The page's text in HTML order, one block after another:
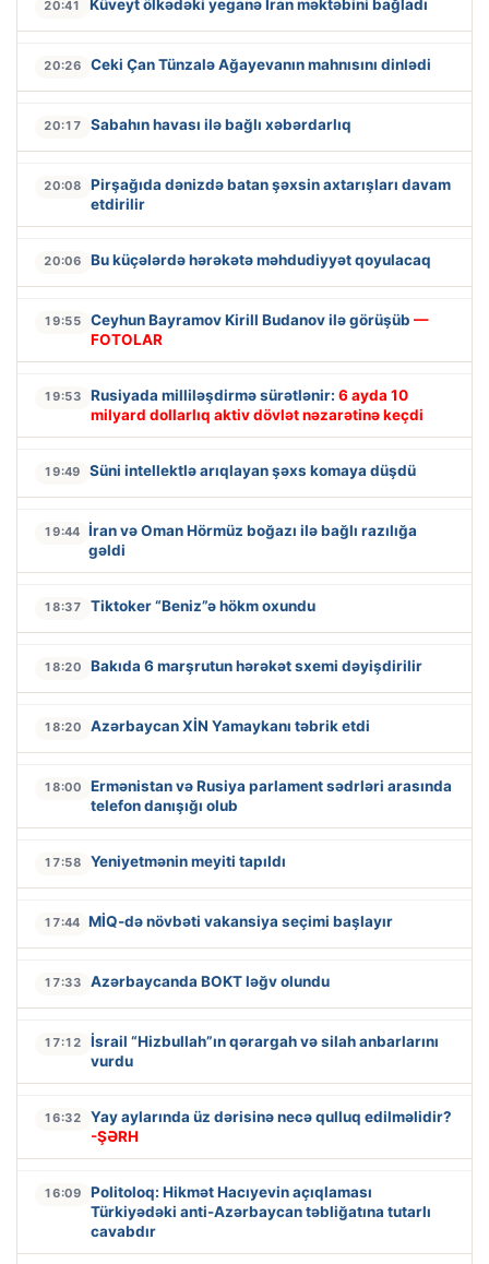
20:41 Küveyt ölkədəki yeganə İran məktəbini bağladı
20:26 Ceki Çan Tünzalə Ağayevanın mahnısını dinlədi
20:17 Sabahın havası ilə bağlı xəbərdarlıq
20:08
Pirşağıda dənizdə batan şəxsin axtarışları davam
etdirilir
20:06 Bu küçələrdə hərəkətə məhdudiyyət qoyulacaq
19:55 Ceyhun Bayramov Kirill Budanov ilə görüşüb —
FOTOLAR
19:53 Rusiyada milliləşdirmə sürətlənir: 6 ayda 10
milyard dollarlıq aktiv dövlət nəzarətinə keçdi
19:49 Süni intellektlə arıqlayan şəxs komaya düşdü
19:44 İran və Oman Hörmüz boğazı ilə bağlı razılığa
gəldi
18:37 Tiktoker “Beniz”ə hökm oxundu
18:20 Bakıda 6 marşrutun hərəkət sxemi dəyişdirilir
18:20 Azərbaycan XİN Yamaykanı təbrik etdi
18:00
Ermənistan və Rusiya parlament sədrləri arasında
telefon danışığı olub
17:58 Yeniyetmənin meyiti tapıldı
17:44 MİQ-də növbəti vakansiya seçimi başlayır
17:33 Azərbaycanda BOKT ləğv olundu
17:12
İsrail “Hizbullah”ın qərargah və silah anbarlarını
vurdu
16:32
Yay aylarında üz dərisinə necə qulluq edilməlidir?
-ŞƏRH
16:09
Politoloq: Hikmət Hacıyevin açıqlaması
Türkiyədəki anti-Azərbaycan təbliğatına tutarlı
cavabdır